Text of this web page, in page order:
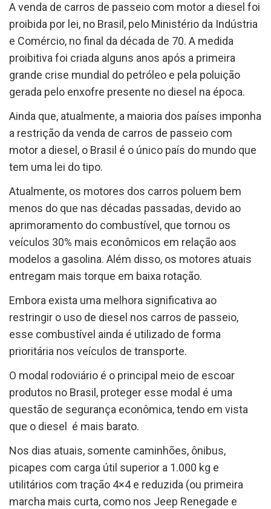
A venda de carros de passeio com motor a diesel foi
proibida por lei, no Brasil, pelo Ministério da Indústria
e Comércio, no final da década de 70. A medida
proibitiva foi criada alguns anos após a primeira
grande crise mundial do petróleo e pela poluição
gerada pelo enxofre presente no diesel na época.
Ainda que, atualmente, a maioria dos países imponha
a restrição da venda de carros de passeio com
motor a diesel, o Brasil é o único país do mundo que
tem uma lei do tipo.
Atualmente, os motores dos carros poluem bem
menos do que nas décadas passadas, devido ao
aprimoramento do combustível, que tornou os
veículos 30% mais econômicos em relação aos
modelos a gasolina. Além disso, os motores atuais
entregam mais torque em baixa rotação.
Embora exista uma melhora significativa ao
restringir o uso de diesel nos carros de passeio,
esse combustível ainda é utilizado de forma
prioritária nos veículos de transporte.
O modal rodoviário é o principal meio de escoar
produtos no Brasil, proteger esse modal é uma
questão de segurança econômica, tendo em vista
que o diesel é mais barato.
Nos dias atuais, somente caminhões, ônibus,
picapes com carga útil superior a 1.000 kg e
utilitários com tração 4×4 e reduzida (ou primeira
marcha mais curta, como nos Jeep Renegade e